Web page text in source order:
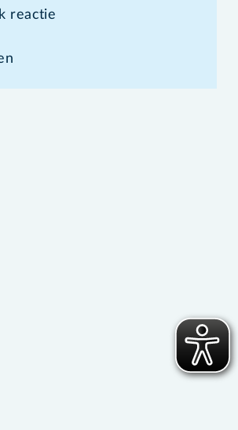
reactie